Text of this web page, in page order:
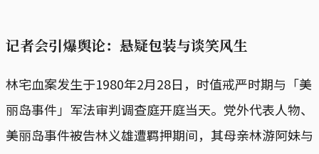
记者会引爆舆论：悬疑包装与谈笑风生
林宅血案发生于1980年2月28日，时值戒严时期与「美
丽岛事件」军法审判调查庭开庭当天。党外代表人物、
美丽岛事件被告林义雄遭羁押期间，其母亲林游阿妹与